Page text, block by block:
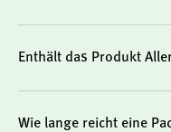
Hergestellt unter
Enthält das Produkt
Wie lange reicht eine